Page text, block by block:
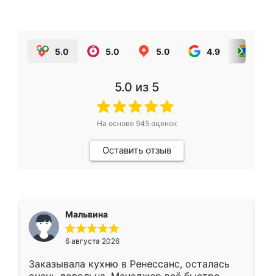
5.0 5.0 5.0 4.9
5.0 из 5
На основе 945оценок
Оставить отзыв
Мальвина
6 августа 2026
Заказывала кухню в Ренессанс, осталась